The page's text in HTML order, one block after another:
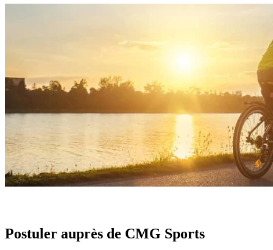
Postuler auprès de CMG Sports